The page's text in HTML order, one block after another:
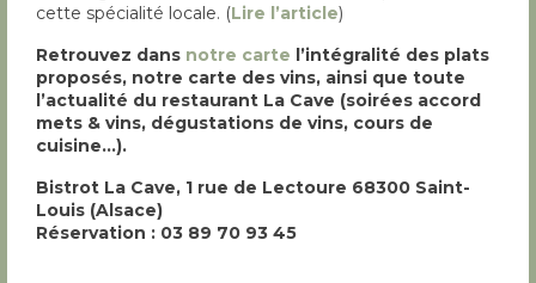
cette spécialité locale. (Lire l’article)
Retrouvez dans notre carte l’intégralité des plats
proposés, notre carte des vins, ainsi que toute
l’actualité du restaurant La Cave (soirées accord
mets & vins, dégustations de vins, cours de
cuisine…).
Bistrot La Cave, 1 rue de Lectoure 68300 Saint-
Louis (Alsace)
Réservation : 03 89 70 93 45